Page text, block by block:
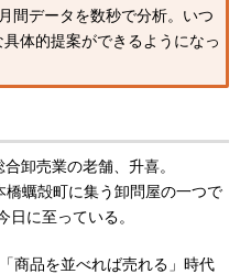
間データを数秒で分析。いつ
体的提案ができるようになっ
卸売業の老舗、升喜。
蠣殻町に集う卸問屋の一つで
日に至っている。
商品を並べれば売れる」時代